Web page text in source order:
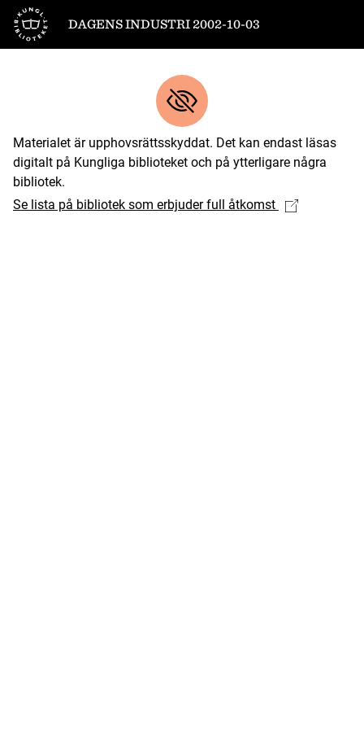
Till startsidan
DAGENS INDUSTRI 2002-10-03
Materialet är upphovsrättsskyddat. Det kan endast läsas
digitalt på Kungliga biblioteket och på ytterligare några
bibliotek.
Se lista på bibliotek som erbjuder full åtkomst